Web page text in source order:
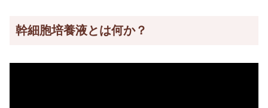
幹細胞培養液とは何か？